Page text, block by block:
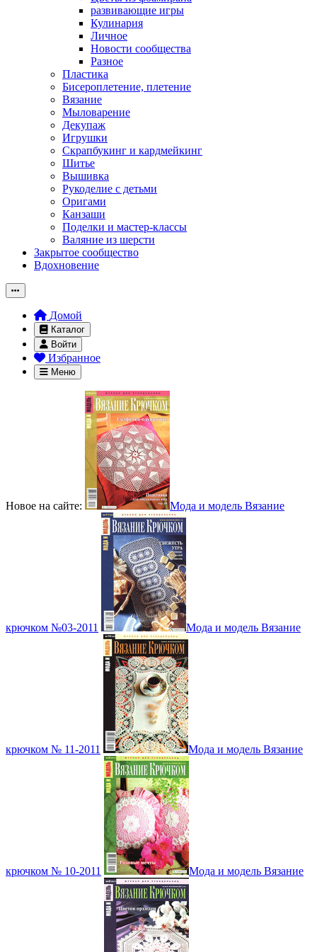
развивающие игры
Кулинария
Личное
Новости сообщества
Разное
Пластика
Бисероплетение, плетение
Вязание
Мыловарение
Декупаж
Игрушки
Скрапбукинг и кардмейкинг
Шитье
Вышивка
Рукоделие с детьми
Оригами
Канзаши
Поделки и мастер-классы
Валяние из шерсти
Закрытое сообщество
Вдохновение
Домой
Каталог
Войти
Избранное
Меню
Новое на сайте: Мода и модель Вязание
крючком №03-2011 Мода и модель Вязание
крючком № 11-2011 Мода и модель Вязание
крючком № 10-2011 Мода и модель Вязание